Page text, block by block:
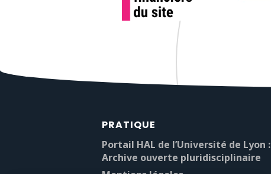
PRATIQUE
Portail HAL de l’Université de Lyon :
Archive ouverte pluridisciplinaire